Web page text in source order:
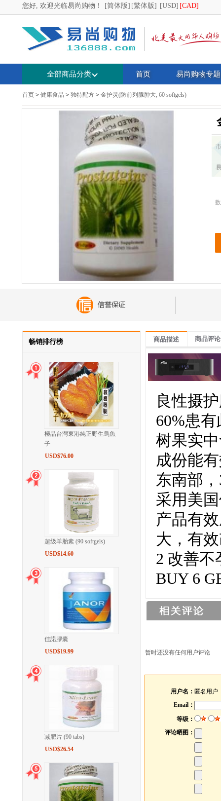
您好, 欢迎光临易尚购物！ [简体版] [繁体版] [USD] [CAD]
全部商品分类 首页 易尚购物专题
首页 > 健康食品 > 独特配方 > 金护灵(防前列腺肿大, 60 softgels)
畅销排行榜
極品台灣東港純正野生烏魚
子
USD$76.00
超级羊胎素 (90 softgels)
USD$14.60
佳諾膠囊
USD$19.99
减肥片 (90 tabs)
USD$26.54
商品描述 商品评论
良性摄
60%患
树果实
成份能
东南部
采用美
产品有
大，有
2 改善不
BUY 6
暂时还没有任何用户评论
用户名： 匿名用户
Email：
等级：
评论晒图：